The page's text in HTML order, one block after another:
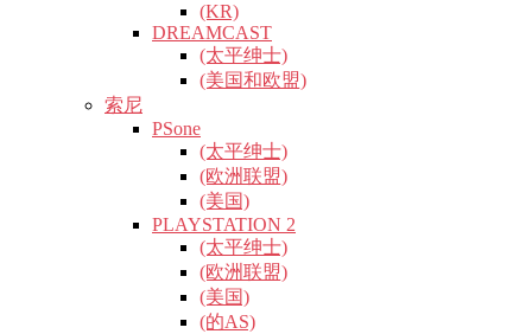
(KR)
DREAMCAST
(太平绅士)
(美国和欧盟)
索尼
PSone
(太平绅士)
(欧洲联盟)
(美国)
PLAYSTATION 2
(太平绅士)
(欧洲联盟)
(美国)
(的AS)